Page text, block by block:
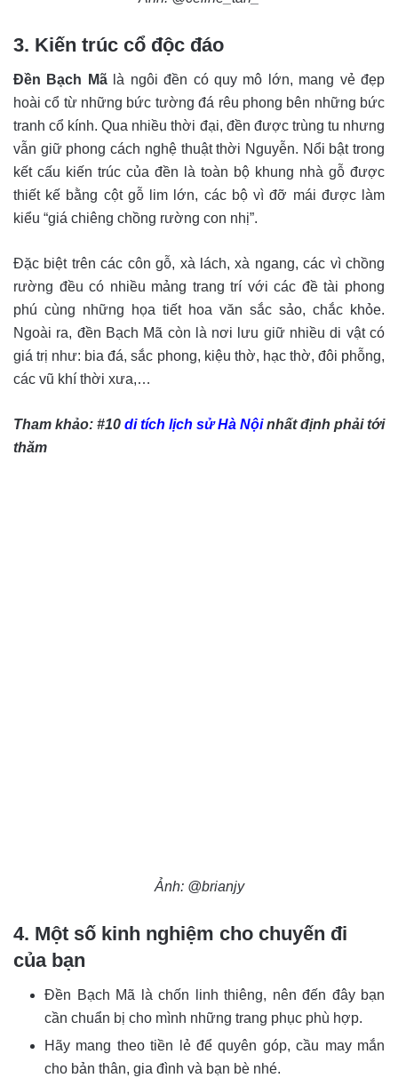
3. Kiến trúc cổ độc đáo
Đền Bạch Mãlà ngôi đền có quy mô lớn, mang vẻ đẹp
hoài cổ từ những bức tường đá rêu phong bên những bức
tranh cổ kính. Qua nhiều thời đại, đền được trùng tu nhưng
vẫn giữ phong cách nghệ thuật thời Nguyễn. Nổi bật trong
kết cấu kiến trúc của đền là toàn bộ khung nhà gỗ được
thiết kế bằng cột gỗ lim lớn, các bộ vì đỡ mái được làm
kiểu “giá chiêng chồng rường con nhị”.
Đặc biệt trên các côn gỗ, xà lách, xà ngang, các vì chồng
rường đều có nhiều mảng trang trí với các đề tài phong
phú cùng những họa tiết hoa văn sắc sảo, chắc khỏe.
Ngoài ra, đền Bạch Mã còn là nơi lưu giữ nhiều di vật có
giá trị như: bia đá, sắc phong, kiệu thờ, hạc thờ, đôi phỗng,
các vũ khí thời xưa,…
Tham khảo: #10 di tích lịch sử Hà Nộinhất định phải tới
thăm
Ảnh: @brianjy
4. Một số kinh nghiệm cho chuyến đi
của bạn
Đền Bạch Mã là chốn linh thiêng, nên đến đây bạn
cần chuẩn bị cho mình những trang phục phù hợp.
Hãy mang theo tiền lẻ để quyên góp, cầu may mắn
cho bản thân, gia đình và bạn bè nhé.